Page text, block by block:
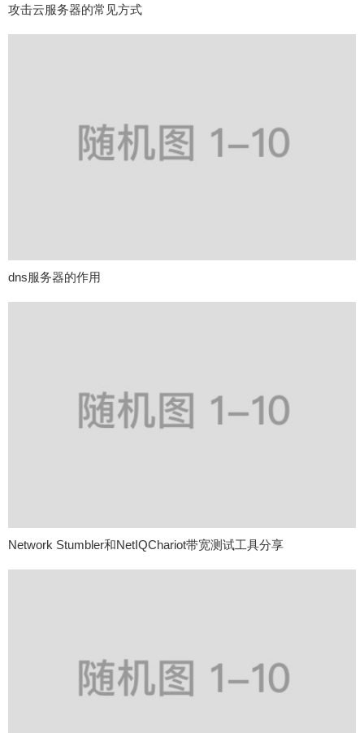
攻击云服务器的常见方式
dns服务器的作用
Network Stumbler和NetIQChariot带宽测试工具分享